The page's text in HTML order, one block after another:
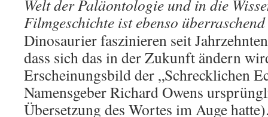
Welt der Paläontologie und in die
Filmgeschichte ist ebenso
Dinosaurier faszinieren seit
dass sich das in der Zukunft ändern
Erscheinungsbild der „Schrecklichen
Namensgeber Richard Owens
Übersetzung des Wortes im Auge